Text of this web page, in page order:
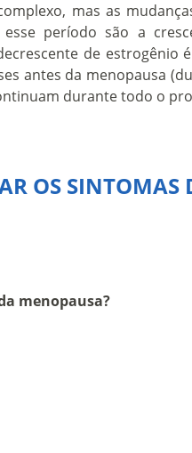
mas as
período são a
de estrogênio
antes da menopausa
durante todo o
OS SINTOMAS
menopausa?